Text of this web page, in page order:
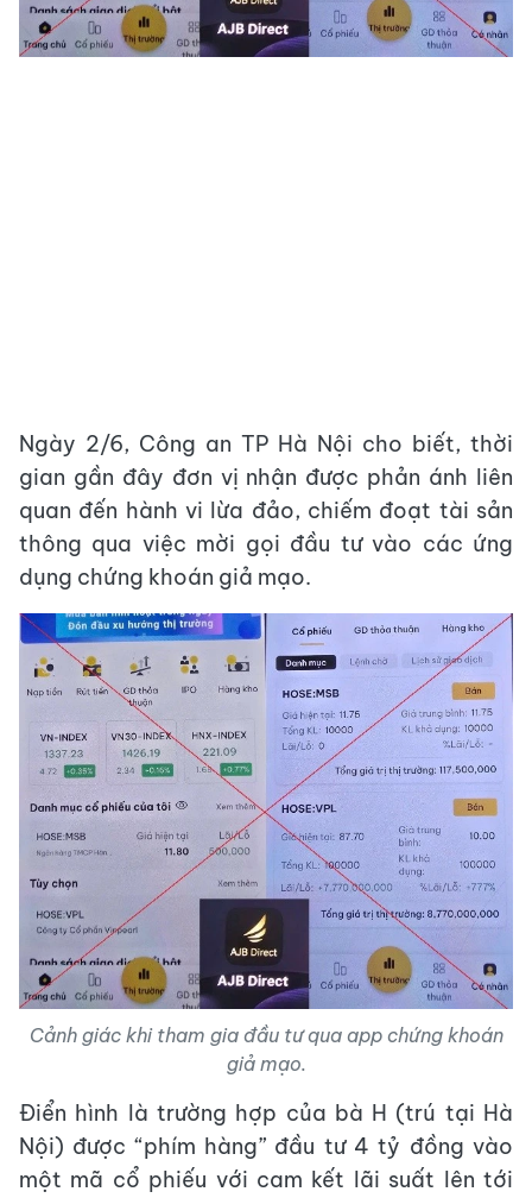
Ngày 2/6, Công an TP Hà Nội cho biết, thời
gian gần đây đơn vị nhận được phản ánh liên
quan đến hành vi lừa đảo, chiếm đoạt tài sản
thông qua việc mời gọi đầu tư vào các ứng
dụng chứng khoán giả mạo.
Cảnh giác khi tham gia đầu tư qua app chứng khoán
giả mạo.
Điển hình là trường hợp của bà H (trú tại Hà
Nội) được “phím hàng” đầu tư 4 tỷ đồng vào
một mã cổ phiếu với cam kết lãi suất lên tới